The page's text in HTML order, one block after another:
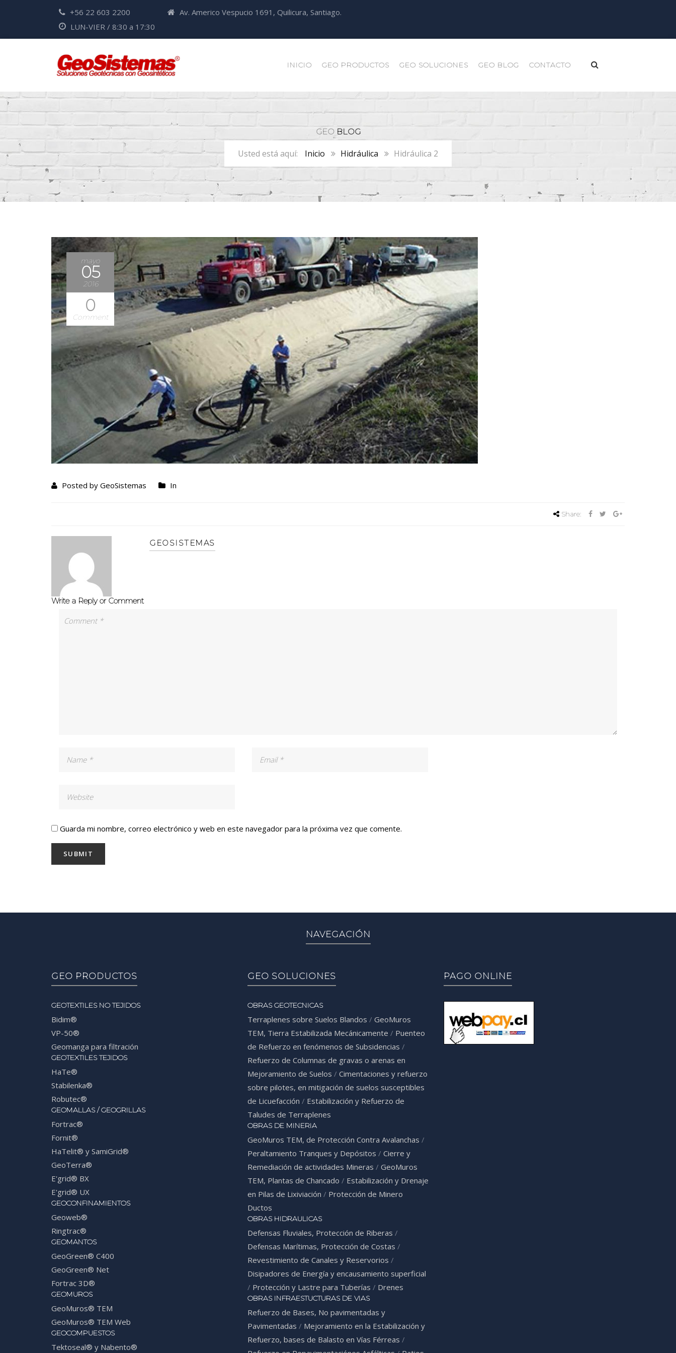
+56 22 603 2200
Av. Americo Vespucio 1691, Quilicura, Santiago.
LUN-VIER / 8:30 a 17:30
INICIO GEO PRODUCTOS GEO SOLUCIONES GEO BLOG CONTACTO
GEOBLOG
Inicio Hidráulica Hidráulica 2
mayo
05
2016
0
Comment
Posted by GeoSistemas In
Share:
GEOSISTEMAS
Write a Reply or Comment
Guarda mi nombre, correo electrónico y web en este navegador para la próxima vez que comente.
NAVEGACIÓN
GEO PRODUCTOS
GEOTEXTILES NO TEJIDOS
Bidim®
VP-50®
Geomanga para filtración
GEOTEXTILES TEJIDOS
HaTe®
Stabilenka®
Robutec®
GEOMALLAS / GEOGRILLAS
Fortrac®
Fornit®
HaTelit® y SamiGrid®
GeoTerra®
E'grid® BX
E'grid® UX
GEOCONFINAMIENTOS
Geoweb®
Ringtrac®
GEOMANTOS
GeoGreen® C400
GeoGreen® Net
Fortrac 3D®
GEOMUROS
GeoMuros® TEM
GeoMuros® TEM Web
GEOCOMPUESTOS
Tektoseal® y Nabento®
GEO SOLUCIONES
OBRAS GEOTECNICAS
Terraplenes sobre Suelos Blandos / GeoMuros
TEM, Tierra Estabilizada Mecánicamente / Puenteo
de Refuerzo en fenómenos de Subsidencias /
Refuerzo de Columnas de gravas o arenas en
Mejoramiento de Suelos / Cimentaciones y refuerzo
sobre pilotes, en mitigación de suelos susceptibles
de Licuefacción / Estabilización y Refuerzo de
Taludes de Terraplenes
OBRAS DE MINERIA
GeoMuros TEM, de Protección Contra Avalanchas /
Peraltamiento Tranques y Depósitos / Cierre y
Remediación de actividades Mineras / GeoMuros
TEM, Plantas de Chancado / Estabilización y Drenaje
en Pilas de Lixiviación / Protección de Minero
Ductos
OBRAS HIDRAULICAS
Defensas Fluviales, Protección de Riberas /
Defensas Marítimas, Protección de Costas /
Revestimiento de Canales y Reservorios /
Disipadores de Energía y encausamiento superficial
/ Protección y Lastre para Tuberías / Drenes
OBRAS INFRAESTUCTURAS DE VIAS
Refuerzo de Bases, No pavimentadas y
Pavimentadas / Mejoramiento en la Estabilización y
Refuerzo, bases de Balasto en Vías Férreas /
PAGO ONLINE